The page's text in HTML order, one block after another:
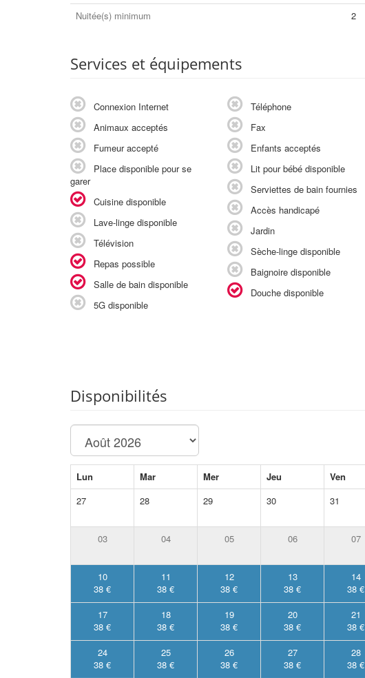
Nuitée(s) minimum
2
Services et équipements
Connexion Internet
Animaux acceptés
Fumeur accepté
Place disponible pour se
garer
Cuisine disponible
Lave-linge disponible
Télévision
Repas possible
Salle de bain disponible
5G disponible
Téléphone
Fax
Enfants acceptés
Lit pour bébé disponible
Serviettes de bain fournies
Accès handicapé
Jardin
Sèche-linge disponible
Baignoire disponible
Douche disponible
Disponibilités
Lun Mar Mer Jeu Ven
27
28 29 30 31
03 04 05 06 07
10
38 €
11
38 €
12
38 €
13
38 €
14
38 €
17
38 €
18
38 €
19
38 €
20
38 €
21
38 €
24
38 €
25
38 €
26
38 €
27
38 €
28
38 €